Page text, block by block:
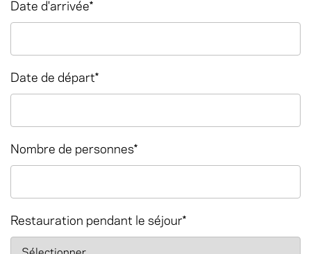
Date d'arrivée*
Date de départ*
Nombre de personnes*
Restauration pendant le séjour*